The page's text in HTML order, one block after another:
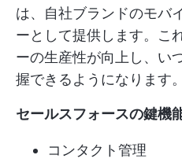
は、自社ブランドのモバ
ーとして提供します。こ
ーの生産性が向上し、い
握できるようになります。
セールスフォースの鍵機
コンタクト管理